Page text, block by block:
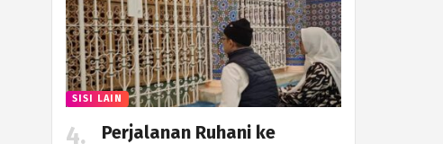
SISI LAIN
Perjalanan Ruhani ke